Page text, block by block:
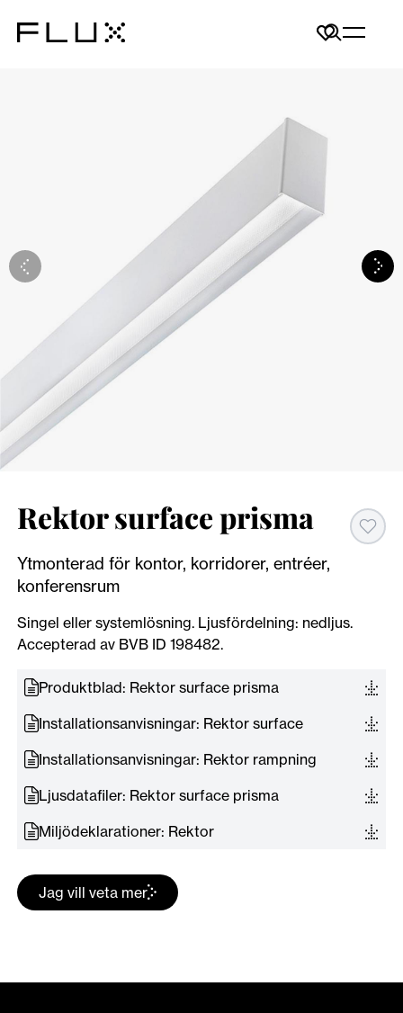
Rektor surface prisma
Ytmonterad för kontor, korridorer, entréer,
konferensrum
Singel eller systemlösning. Ljusfördelning: nedljus.
Accepterad av BVB ID 198482.
Produktblad: Rektor surface prisma
Installationsanvisningar: Rektor surface
Installationsanvisningar: Rektor rampning
Ljusdatafiler: Rektor surface prisma
Miljödeklarationer: Rektor
Jag vill veta mer